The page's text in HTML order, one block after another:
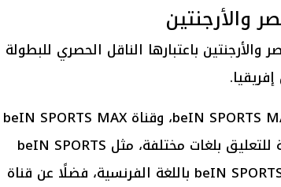
والأرجنتين
والأرجنتين باعتبارها الناقل الحصري للبطولة
beIN SPORTS، وقناةbeIN SPORTS MAX
بلغات مختلفة، مثل beIN SPORTS
MAX 5 باللغة الإنجليزية، وbeIN SPORTS MAX 6 باللغة الفرنسية، فضلًا عن قناة